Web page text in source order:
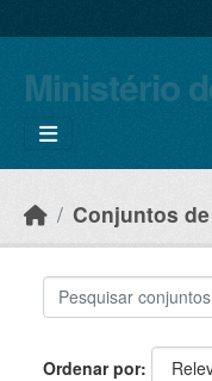
Ministério
Conjuntos
Ordenar por